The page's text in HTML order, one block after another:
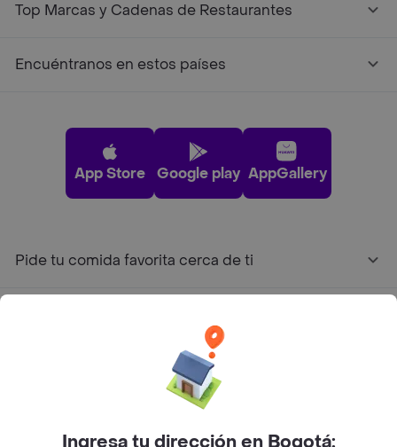
Top Marcas y Cadenas de Restaurantes
Encuéntranos en estos países
App Store Google play AppGallery
Pide tu comida favorita cerca de ti